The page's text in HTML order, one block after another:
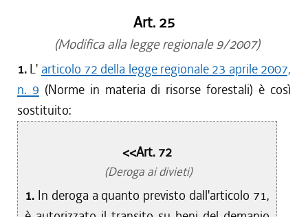
Art. 25
(Modifica alla legge regionale 9/2007)
1. L' articolo 72 della legge regionale 23 aprile 2007,
n. 9 (Norme in materia di risorse forestali) è così
sostituito:
<<Art. 72
(Deroga ai divieti)
1. In deroga a quanto previsto dall'articolo 71,